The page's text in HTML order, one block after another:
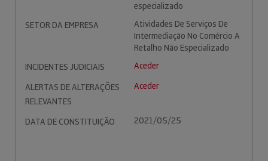
especializado
SETOR DA EMPRESA
Atividades De Serviços De
Intermediação No Comércio A
Retalho Não Especializado
INCIDENTES JUDICIAIS
Aceder
ALERTAS DE ALTERAÇÕES
RELEVANTES
Aceder
DATA DE CONSTITUIÇÃO 2021/05/25